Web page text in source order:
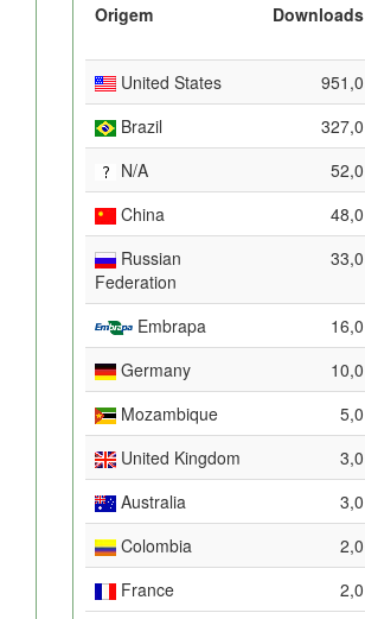
Origem Downloads
United States
951,0
Brazil
327,0
N/A
52,0
China
48,0
Russian
Federation
33,0
Embrapa 16,0
Germany
10,0
Mozambique
5,0
United Kingdom
3,0
Australia
3,0
Colombia
2,0
France
2,0